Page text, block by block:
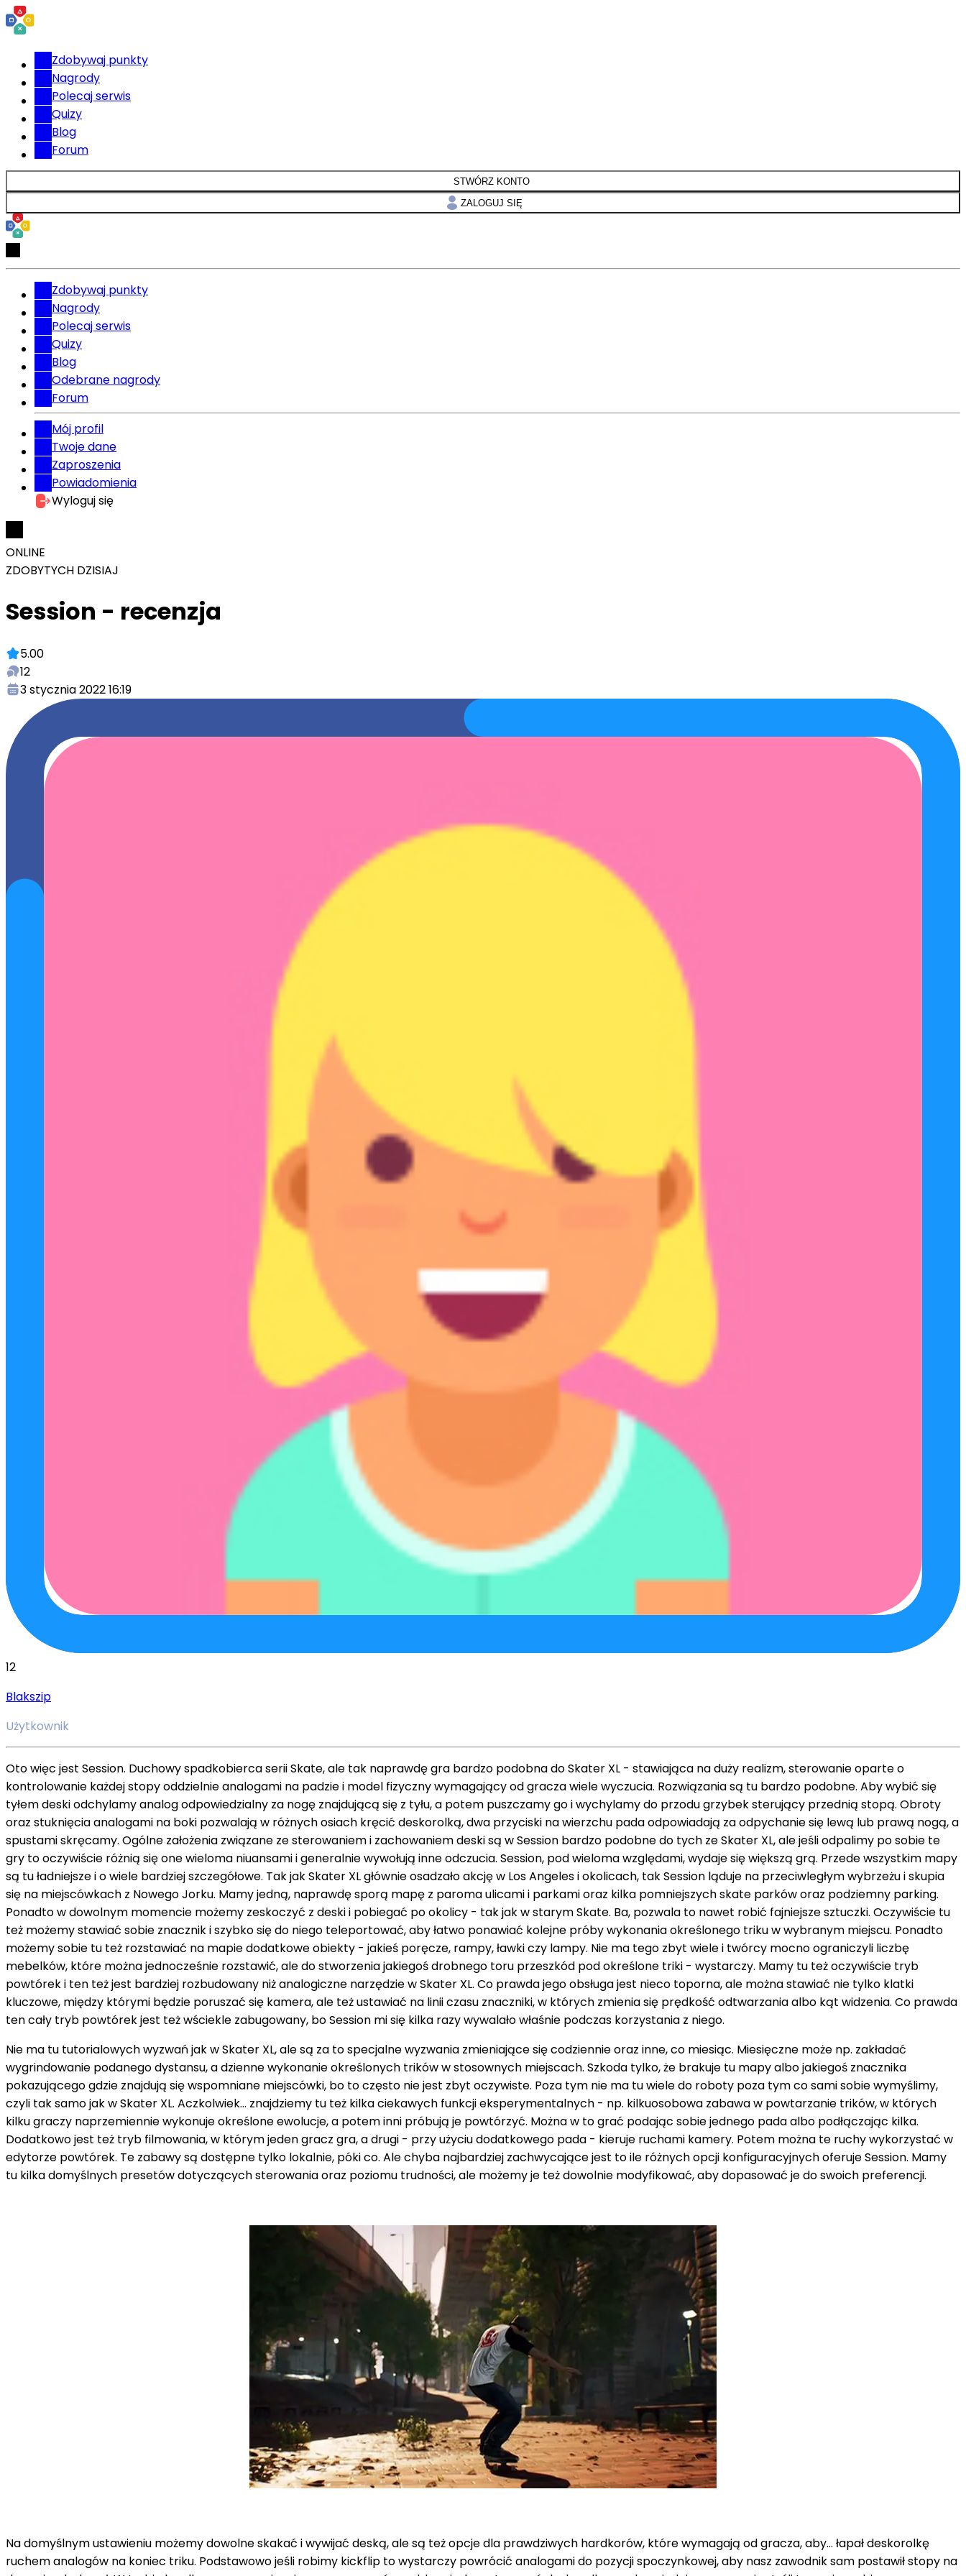
Zdobywaj punkty
Nagrody
Polecaj serwis
Quizy
Blog
Forum
STWÓRZ KONTO
ZALOGUJ SIĘ
Zdobywaj punkty
Nagrody
Polecaj serwis
Quizy
Blog
Odebrane nagrody
Forum
Mój profil
Twoje dane
Zaproszenia
Powiadomienia
Wyloguj się
ONLINE
ZDOBYTYCH DZISIAJ
Session - recenzja
5.00
12
3 stycznia 2022 16:19
12
Blakszip
Użytkownik
Oto więc jest Session. Duchowy spadkobierca serii Skate, ale tak naprawdę gra bardzo podobna do Skater XL - stawiająca na duży realizm, sterowanie oparte o
kontrolowanie każdej stopy oddzielnie analogami na padzie i model fizyczny wymagający od gracza wiele wyczucia. Rozwiązania są tu bardzo podobne. Aby wybić się
tyłem deski odchylamy analog odpowiedzialny za nogę znajdującą się z tyłu, a potem puszczamy go i wychylamy do przodu grzybek sterujący przednią stopą. Obroty
oraz stuknięcia analogami na boki pozwalają w różnych osiach kręcić deskorolką, dwa przyciski na wierzchu pada odpowiadają za odpychanie się lewą lub prawą nogą, a
spustami skręcamy. Ogólne założenia związane ze sterowaniem i zachowaniem deski są w Session bardzo podobne do tych ze Skater XL, ale jeśli odpalimy po sobie te
gry to oczywiście różnią się one wieloma niuansami i generalnie wywołują inne odczucia. Session, pod wieloma względami, wydaje się większą grą. Przede wszystkim mapy
są tu ładniejsze i o wiele bardziej szczegółowe. Tak jak Skater XL głównie osadzało akcję w Los Angeles i okolicach, tak Session ląduje na przeciwległym wybrzeżu i skupia
się na miejscówkach z Nowego Jorku. Mamy jedną, naprawdę sporą mapę z paroma ulicami i parkami oraz kilka pomniejszych skate parków oraz podziemny parking.
Ponadto w dowolnym momencie możemy zeskoczyć z deski i pobiegać po okolicy - tak jak w starym Skate. Ba, pozwala to nawet robić fajniejsze sztuczki. Oczywiście tu
też możemy stawiać sobie znacznik i szybko się do niego teleportować, aby łatwo ponawiać kolejne próby wykonania określonego triku w wybranym miejscu. Ponadto
możemy sobie tu też rozstawiać na mapie dodatkowe obiekty - jakieś poręcze, rampy, ławki czy lampy. Nie ma tego zbyt wiele i twórcy mocno ograniczyli liczbę
mebelków, które można jednocześnie rozstawić, ale do stworzenia jakiegoś drobnego toru przeszkód pod określone triki - wystarczy. Mamy tu też oczywiście tryb
powtórek i ten też jest bardziej rozbudowany niż analogiczne narzędzie w Skater XL. Co prawda jego obsługa jest nieco toporna, ale można stawiać nie tylko klatki
kluczowe, między którymi będzie poruszać się kamera, ale też ustawiać na linii czasu znaczniki, w których zmienia się prędkość odtwarzania albo kąt widzenia. Co prawda
ten cały tryb powtórek jest też wściekle zabugowany, bo Session mi się kilka razy wywalało właśnie podczas korzystania z niego.
Nie ma tu tutorialowych wyzwań jak w Skater XL, ale są za to specjalne wyzwania zmieniające się codziennie oraz inne, co miesiąc. Miesięczne może np. zakładać
wygrindowanie podanego dystansu, a dzienne wykonanie określonych trików w stosownych miejscach. Szkoda tylko, że brakuje tu mapy albo jakiegoś znacznika
pokazującego gdzie znajdują się wspomniane miejscówki, bo to często nie jest zbyt oczywiste. Poza tym nie ma tu wiele do roboty poza tym co sami sobie wymyślimy,
czyli tak samo jak w Skater XL. Aczkolwiek… znajdziemy tu też kilka ciekawych funkcji eksperymentalnych - np. kilkuosobowa zabawa w powtarzanie trików, w których
kilku graczy naprzemiennie wykonuje określone ewolucje, a potem inni próbują je powtórzyć. Można w to grać podając sobie jednego pada albo podłączając kilka.
Dodatkowo jest też tryb filmowania, w którym jeden gracz gra, a drugi - przy użyciu dodatkowego pada - kieruje ruchami kamery. Potem można te ruchy wykorzystać w
edytorze powtórek. Te zabawy są dostępne tylko lokalnie, póki co. Ale chyba najbardziej zachwycające jest to ile różnych opcji konfiguracyjnych oferuje Session. Mamy
tu kilka domyślnych presetów dotyczących sterowania oraz poziomu trudności, ale możemy je też dowolnie modyfikować, aby dopasować je do swoich preferencji.
Na domyślnym ustawieniu możemy dowolne skakać i wywijać deską, ale są też opcje dla prawdziwych hardkorów, które wymagają od gracza, aby… łapał deskorolkę
ruchem analogów na koniec triku. Podstawowo jeśli robimy kickflip to wystarczy powrócić analogami do pozycji spoczynkowej, aby nasz zawodnik sam postawił stopy na